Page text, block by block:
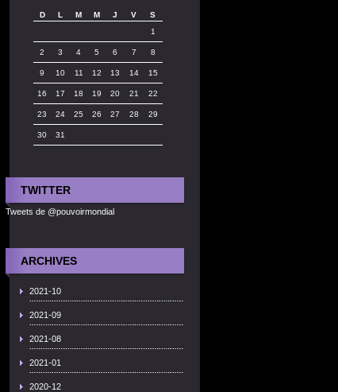
D L M M J V
S
1
2 3 4 5 6 7 8
9 10 11 12 13 14 15
16 17 18 19 20 21 22
23 24 25 26 27 28 29
30 31
TWITTER
Tweets de @pouvoirmondial
ARCHIVES
2021-10
2021-09
2021-08
2021-01
2020-12